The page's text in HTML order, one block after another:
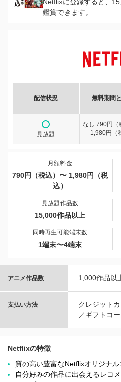
鑑賞できます。
配信状況 無料期間
見放題
なし 790円（
1,980円（
月額料金
790円（税込）〜 1,980円（税
込）
見放題作品数
15,000作品以上
同時再生可能端末数
1端末〜4端末
アニメ作品数 1,000作品以
支払い方法
クレジット
／ギフトコ
Netflixの特徴
質の高い豊富なNetflixオリジナ
自分好みの作品に出会えるレコ